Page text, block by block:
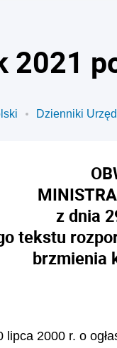
2021
Dzienniki
z dnia
tekstu
brzmienia
2000 r. o